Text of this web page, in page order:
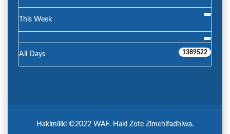
This Week
All Days 1389522
Hakimiliki ©2022 WAF. Haki Zote Zimehifadhiwa.